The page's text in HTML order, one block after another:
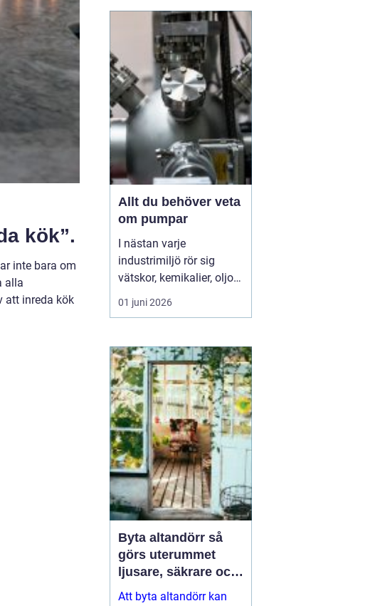
kök”.
inte bara om
alla
att inreda kök
missfärgat hörn på
fasaden, ett konstigt
drag vid vinden. Men
bakom sådana tecken
döljer sig ofta
plåtdetaljer...
Allt du behöver veta
om pumpar
I nästan varje
industrimiljö rör sig
vätskor, kemikalier, oljor
eller slam i bakgrunden.
Ofta är det pumpar som
effektivt. När rätt pump
sitter på rätt plats rullar
produktionen p...
01 juni 2026
Byta altandörr så
görs uterummet
ljusare, säkrare och
mer energieffektivt
Att byta altandörr kan